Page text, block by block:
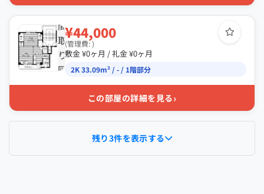
間
取
り
図
¥44,000
(管理費: )
敷金 ¥0ヶ月 / 礼金 ¥0ヶ月
2K 33.09m² / - / 1階部分
この部屋の詳細を見る›
残り3件を表示する